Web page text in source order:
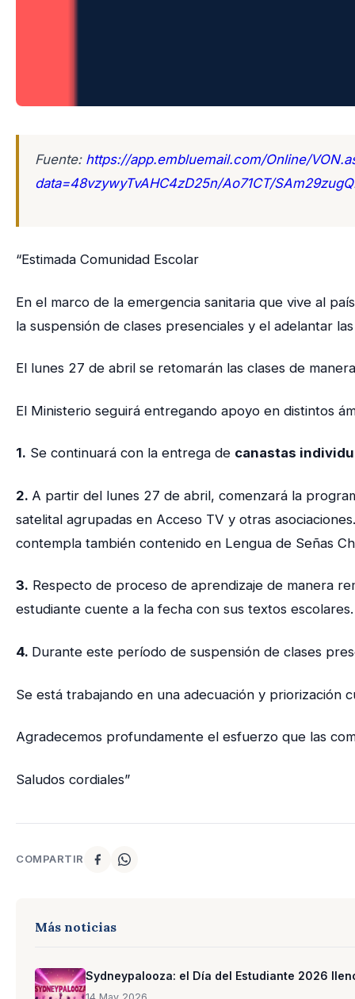
Fuente: https://app.embluemail.com/Online/
data=48vzywyTvAHC4zD25n/Ao71CT/
“Estimada Comunidad Escolar
En el marco de la emergencia sanitaria que vive al
la suspensión de clases presenciales y el adelantar
El lunes 27 de abril se retomarán las clases de
El Ministerio seguirá entregando apoyo en distintos
1. Se continuará con la entrega de canastas
2. A partir del lunes 27 de abril, comenzará la
satelital agrupadas en Acceso TV y otras
contempla también contenido en Lengua de Señas
3. Respecto de proceso de aprendizaje de manera
estudiante cuente a la fecha con sus textos
4. Durante este período de suspensión de clases
Se está trabajando en una adecuación y
Agradecemos profundamente el esfuerzo que las
Saludos cordiales”
COMPARTIR
Más noticias
Sydneypalooza: el Día del Estudiante 2026